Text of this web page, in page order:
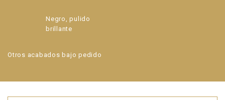
Negro, pulido
brillante
Otros acabados bajo pedido